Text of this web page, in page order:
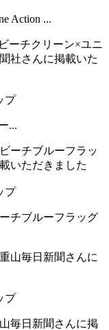
Action ...
プ
...
プ
チブルーフラッグ
プ
毎日新聞さんに掲